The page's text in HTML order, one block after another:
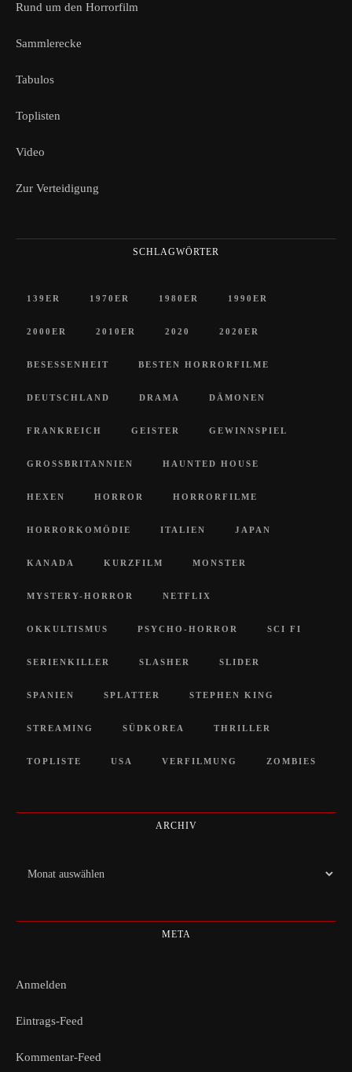
Rund um den Horrorfilm
Sammlerecke
Tabulos
Toplisten
Video
Zur Verteidigung
SCHLAGWÖRTER
139ER 1970ER 1980ER 1990ER
2000ER 2010ER 2020 2020ER
BESESSENHEIT BESTEN HORRORFILME
DEUTSCHLAND DRAMA DÄMONEN
FRANKREICH GEISTER GEWINNSPIEL
GROSSBRITANNIEN HAUNTED HOUSE
HEXEN HORROR HORRORFILME
HORRORKOMÖDIE ITALIEN JAPAN
KANADA KURZFILM MONSTER
MYSTERY-HORROR NETFLIX
OKKULTISMUS PSYCHO-HORROR SCI FI
SERIENKILLER SLASHER SLIDER
SPANIEN SPLATTER STEPHEN KING
STREAMING SÜDKOREA THRILLER
TOPLISTE USA VERFILMUNG ZOMBIES
ARCHIV
Archiv
META
Anmelden
Eintrags-Feed
Kommentar-Feed